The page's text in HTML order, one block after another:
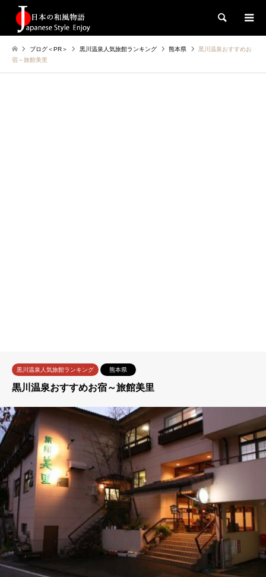
検索
ブログ＜PR＞ 黒川温泉人気旅館ランキング 熊本県
黒川温泉おすすめお
宿～旅館美里
黒川温泉人気旅館ランキング 熊本県
黒川温泉おすすめお宿～旅館美里